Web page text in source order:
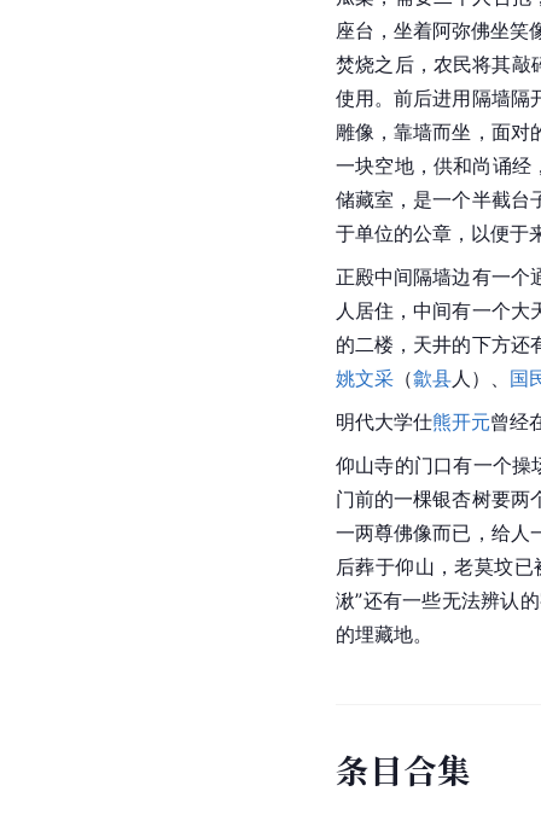
座台，坐着阿弥佛坐笑
焚烧之后，农民将其敲
使用。前后进用隔墙隔
雕像，靠墙而坐，面对
一块空地，供和尚诵经
储藏室，是一个半截台
于单位的公章，以便于
正殿中间隔墙边有一个
人居住，中间有一个
的二楼，天井的下方还
姚文采 （歙县人）、 国
明代大学仕熊开元曾经
仰山寺的门口有一个操
门前的一棵银杏树要两
一两尊佛像而已，给人
后葬于仰山，老莫坟
湫”还有一些无法辨认
的埋藏地。
条目合集